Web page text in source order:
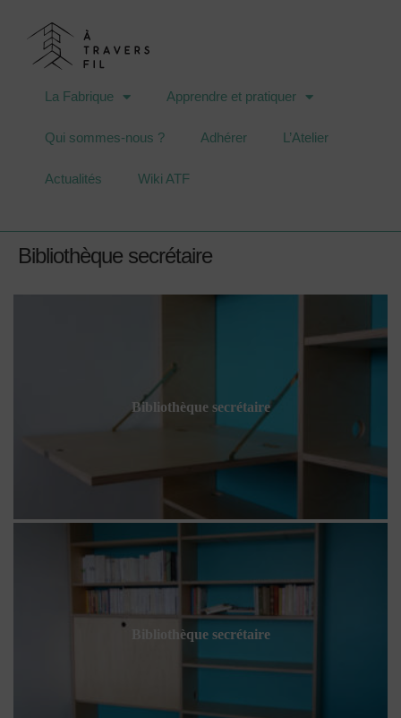
La Fabrique Apprendre et pratiquer
Qui sommes-nous ? Adhérer L’Atelier
Actualités Wiki ATF
Bibliothèque secrétaire
Bibliothèque secrétaire
Bibliothèque secrétaire